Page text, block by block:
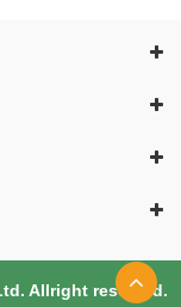
Allright reserved.